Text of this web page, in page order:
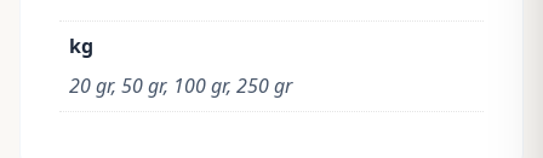
kg
20 gr, 50 gr, 100 gr, 250 gr